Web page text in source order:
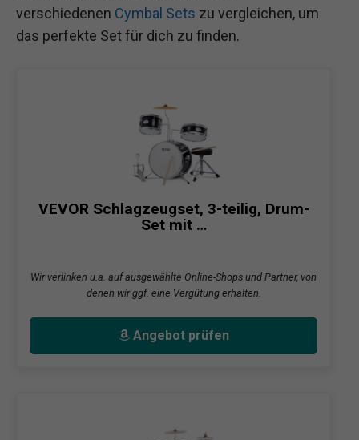
verschiedenen Cymbal Sets zu vergleichen, um
das perfekte Set für dich zu finden.
VEVOR Schlagzeugset, 3-teilig, Drum-
Set mit …
Wir verlinken u.a. auf ausgewählte Online-Shops und Partner, von
denen wir ggf. eine Vergütung erhalten.
Angebot prüfen